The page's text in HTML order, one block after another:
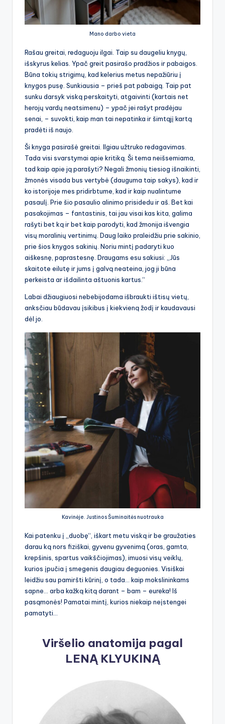
Mano darbo vieta
Rašau greitai, redaguoju ilgai. Taip su daugeliu knygų,
išskyrus kelias. Ypač greit pasirašo pradžios ir pabaigos.
Būna tokių strigimų, kad kelerius metus nepažiūriu į
knygos pusę. Sunkiausia – prieš pat pabaigą. Taip pat
sunku darsyk viską perskaityti, atgaivinti (kartais net
herojų vardų neatsimenu) – ypač jei rašyt pradėjau
senai, – suvokti, kaip man tai nepatinka ir šimtąjį kartą
pradėti iš naujo.
Ši knyga pasirašė greitai. Ilgiau užtruko redagavimas.
Tada visi svarstymai apie kritiką. Ši tema neišsemiama,
tad kaip apie ją parašyti? Negali žmonių tiesiog išnaikinti,
žmonės visada bus vertybė (dauguma taip sakys), kad ir
ko istorijoje mes pridirbtume, kad ir kaip nualintume
pasaulį. Prie šio pasaulio alinimo prisidedu ir aš. Bet kai
pasakojimas – fantastinis, tai jau visai kas kita, galima
rašyti bet ką ir bet kaip parodyti, kad žmonija išvengia
visų moralinių vertinimų. Daug laiko praleidžiu prie sakinio,
prie šios knygos sakinių. Noriu mintį padaryti kuo
aiškesnę, paprastesnę. Draugams esu sakiusi: „Jūs
skaitote eilutę ir jums į galvą neateina, jog ji būna
perkeista ar išdailinta aštuonis kartus.“
Labai džiaugiuosi nebebijodama išbraukti ištisų vietų,
anksčiau būdavau įsikibus į kiekvieną žodį ir kaudavausi
dėl jo.
Kavinėje. Justinos Šuminaitės nuotrauka
Kai patenku į „duobę“, iškart metu viską ir be graužaties
darau ką nors fiziškai, gyvenu gyvenimą (oras, gamta,
krepšinis, spartus vaikščiojimas), imuosi visų veiklų,
kurios įpučia į smegenis daugiau deguonies. Visiškai
leidžiu sau pamiršti kūrinį, o tada… kaip mokslininkams
sapne… arba kažką kitą darant – bam – eureka! Iš
pasąmonės! Pamatai mintį, kurios niekaip neįstengei
pamatyti…
Viršelio anatomija pagal
LENĄ KLYUKINĄ